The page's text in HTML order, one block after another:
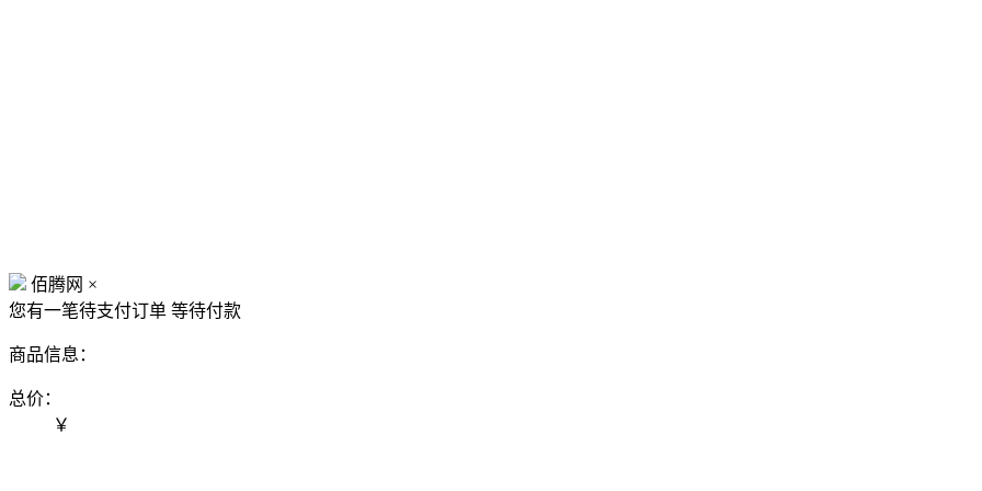
佰腾网 ×
您有一笔待支付订单 等待付款
商品信息：
总价：
￥